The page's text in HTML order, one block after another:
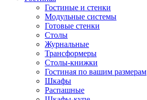
Гостиные и стенки
Модульные системы
Готовые стенки
Столы
Журнальные
Трансформеры
Столы-книжки
Гостиная по вашим размерам
Шкафы
Распашные